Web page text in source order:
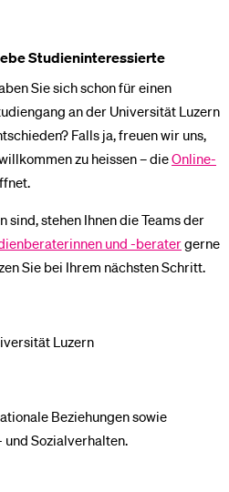
Studieninteressierte
Sie sich schon für einen
an der Universität Luzern
Falls ja, freuen wir uns,
zu heissen – dieOnline-
sind, stehen Ihnen die Teams der
und -beratergerne
Sie bei Ihrem nächsten Schritt.
Luzern
Beziehungen sowie
Sozialverhalten.